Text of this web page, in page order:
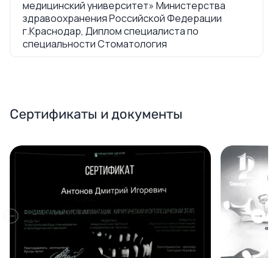
медицинский университет» Министерства
здравоохранения Российской Федерации
г.Краснодар, Диплом специалиста по
специальности Стоматология
Сертификаты и документы